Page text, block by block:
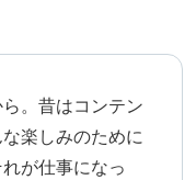
。昔はコンテン
楽しみのために
が仕事になっ